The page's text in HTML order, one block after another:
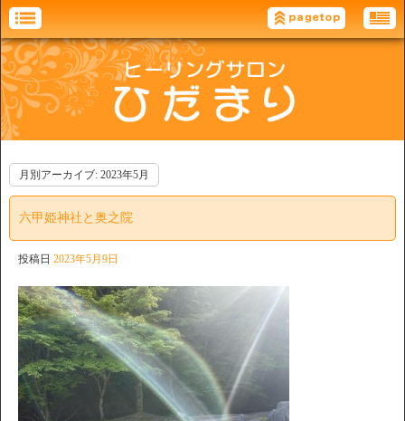
月別アーカイブ: 2023年5月
六甲姫神社と奥之院
投稿日 2023年5月9日